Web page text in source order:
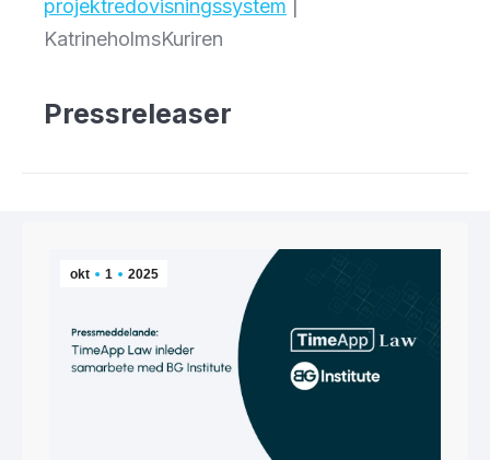
projektredovisningssystem
KatrineholmsKuriren
Pressreleaser
okt 1 2025